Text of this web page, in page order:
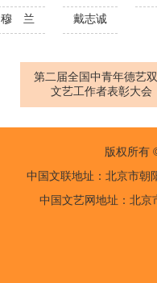
穆 兰 戴志诚
第二届全国中青年德艺
文艺工作者表彰大会
版权所有
中国文联地址：北京市
中国文艺网地址：北